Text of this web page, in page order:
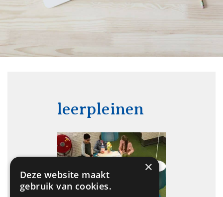
leerpleinen
×
Deze website maakt
gebruik van cookies.